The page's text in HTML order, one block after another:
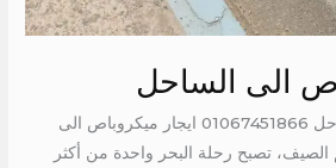
الى الساحل
ايجار ميكروباص الى الساحل 01067451866 ايجار ميكروباص الى
تصبح رحلة البحر واحدة من أكثر